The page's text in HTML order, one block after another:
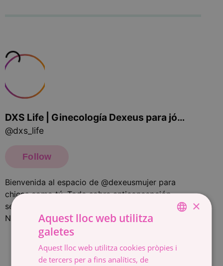
CATALÀ
×
Aquest lloc web utilitza
galetes
Aquest lloc web utilitza cookies pròpies i
de tercers per a fins analítics, de